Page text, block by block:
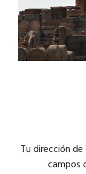
Tu dirección
campos